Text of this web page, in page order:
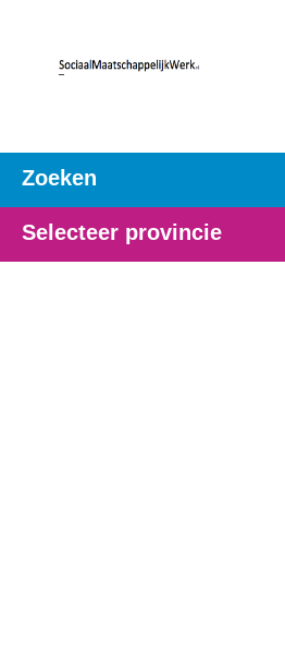
Zoeken
Selecteer provincie